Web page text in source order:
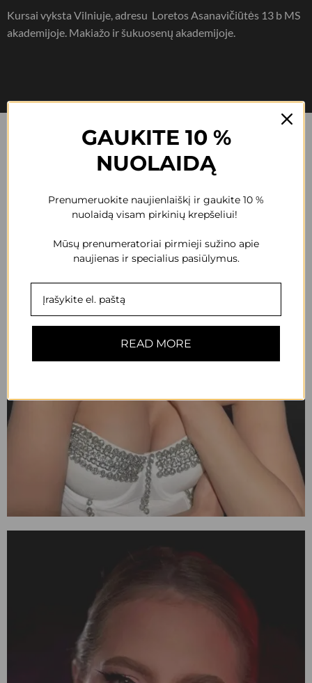
Kursai vyksta Vilniuje, adresu Loretos Asanavičiūtės 13 b MS
akademijoje. Makiažo ir šukuosenų akademijoje.
GAUKITE 10 %
NUOLAIDĄ
Prenumeruokite naujienlaiškį ir gaukite 10 %
nuolaidą visam pirkinių krepšeliui!
Mūsų prenumeratoriai pirmieji sužino apie
naujienas ir specialius pasiūlymus.
READ MORE